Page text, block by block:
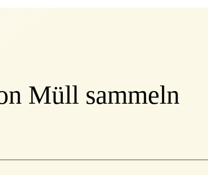
Müll sammeln